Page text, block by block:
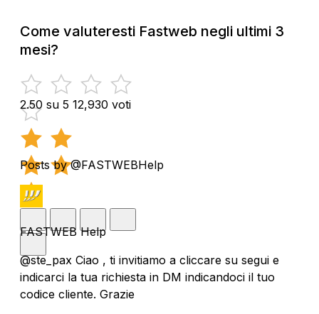
Come valuteresti Fastweb negli ultimi 3
mesi?
2.50 su 5 12,930 voti
Posts by @FASTWEBHelp
FASTWEB Help
@ste_pax Ciao , ti invitiamo a cliccare su segui e
indicarci la tua richiesta in DM indicandoci il tuo
codice cliente. Grazie